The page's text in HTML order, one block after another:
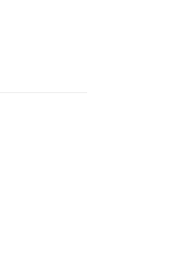
須另外申請。
到大哥付的交易
確認付款後即
訂單將自動取
讓您購物簡單